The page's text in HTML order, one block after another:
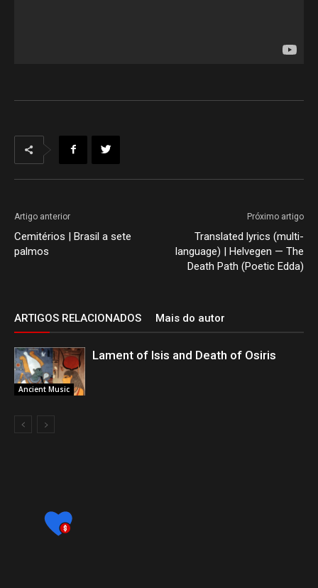
Artigo anterior
Cemitérios | Brasil a sete
palmos
Próximo artigo
Translated lyrics (multi-
language) | Helvegen — The
Death Path (Poetic Edda)
ARTIGOS RELACIONADOS Mais do autor
Ancient Music
Lament of Isis and Death of Osiris